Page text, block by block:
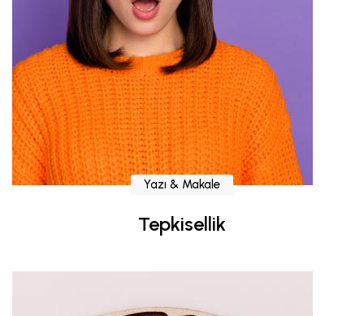
Yazı & Makale
Tepkisellik